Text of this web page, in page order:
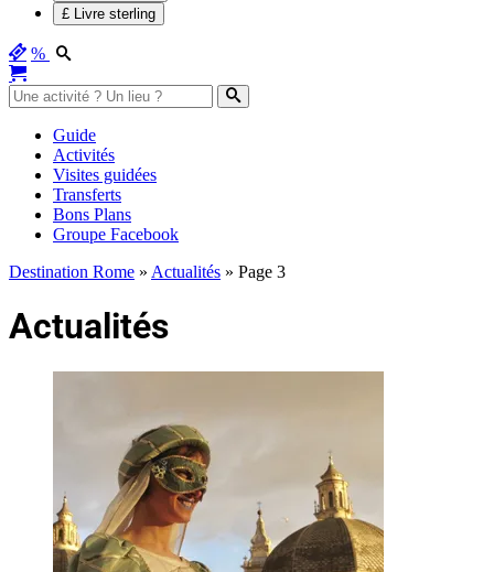
£ Livre sterling
%
Guide
Activités
Visites guidées
Transferts
Bons Plans
Groupe Facebook
Destination Rome » Actualités » Page 3
Actualités